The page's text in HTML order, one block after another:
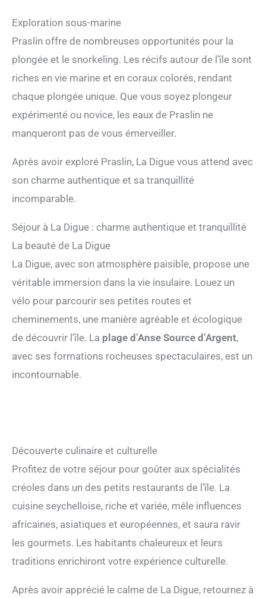
Exploration sous-marine
Praslin offre de nombreuses opportunités pour la
plongée et le snorkeling. Les récifs autour de l’île sont
riches en vie marine et en coraux colorés, rendant
chaque plongée unique. Que vous soyez plongeur
expérimenté ou novice, les eaux de Praslin ne
manqueront pas de vous émerveiller.
Après avoir exploré Praslin, La Digue vous attend avec
son charme authentique et sa tranquillité
incomparable.
Séjour à La Digue : charme authentique et tranquillité
La beauté de La Digue
La Digue, avec son atmosphère paisible, propose une
véritable immersion dans la vie insulaire. Louez un
vélo pour parcourir ses petites routes et
cheminements, une manière agréable et écologique
de découvrir l’île. La plage d’Anse Source d’Argent,
avec ses formations rocheuses spectaculaires, est un
incontournable.
Découverte culinaire et culturelle
Profitez de votre séjour pour goûter aux spécialités
créoles dans un des petits restaurants de l’île. La
cuisine seychelloise, riche et variée, mêle influences
africaines, asiatiques et européennes, et saura ravir
les gourmets. Les habitants chaleureux et leurs
traditions enrichiront votre expérience culturelle.
Après avoir apprécié le calme de La Digue, retournez à